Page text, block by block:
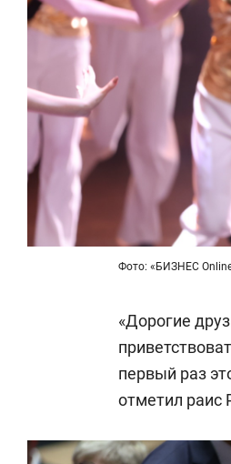
Фото: «БИЗНЕС
«Дорогие
первый раз
отметил раис